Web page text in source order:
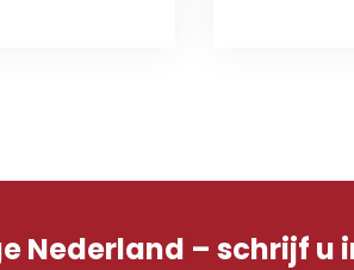
Nederland – schrijf u